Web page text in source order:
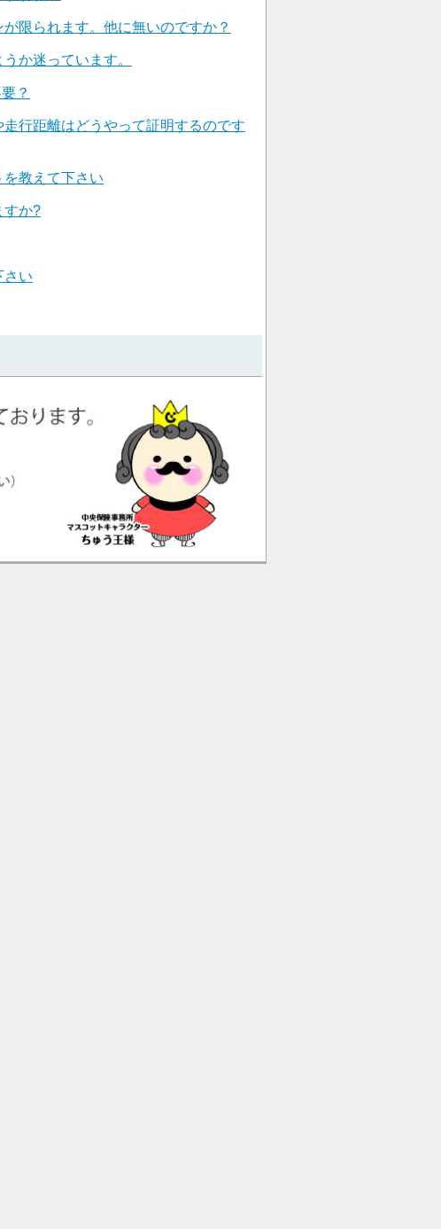
限られます。他に無いのですか？
か迷っています。
？
行距離はどうやって証明するのです
教えて下さい
すか?
さい